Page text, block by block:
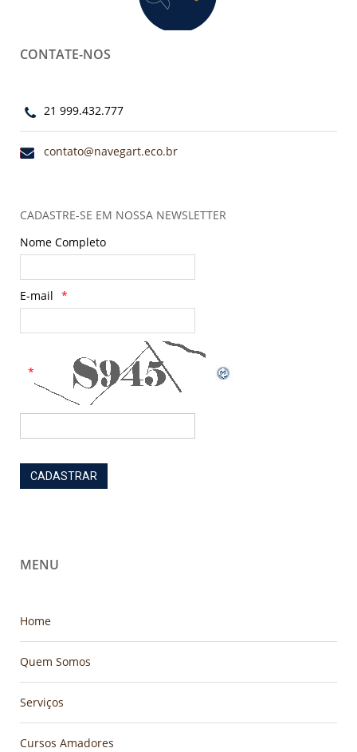
CONTATE-NOS
21 999.432.777
contato@navegart.eco.br
CADASTRE-SE EM NOSSA NEWSLETTER
Nome Completo
E-mail
MENU
Home
Quem Somos
Serviços
Cursos Amadores